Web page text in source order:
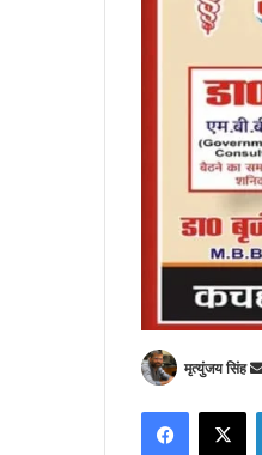
मृत्युंजय सिंह
Facebook
X